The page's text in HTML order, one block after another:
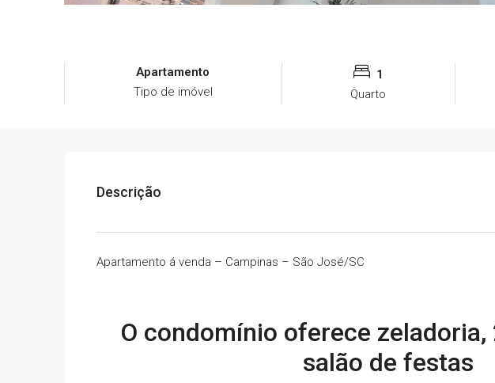
Apartamento
Tipo de imóvel
1
Quarto
Descrição
Apartamento á venda – Campinas – São José/SC
O condomínio oferece zeladoria,
salão de festas